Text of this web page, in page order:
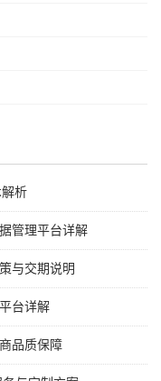
析
管理平台详解
与交期说明
台详解
品质保障